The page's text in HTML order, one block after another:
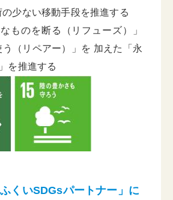
少ない移動手段を推進する
ものを断る（リフューズ）」
う（リペアー）」を 加えた「永
を推進する
くいSDGsパートナー」に